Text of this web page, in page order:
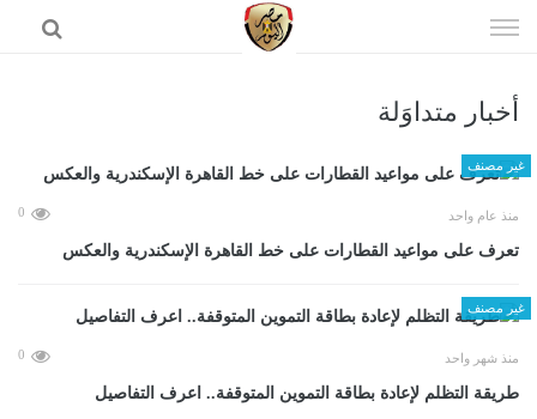
الى
أخبار متداوَلة
غير مصنف
منذ عام واحد 0
تعرف على مواعيد القطارات على خط القاهرة الإسكندرية والعكس
غير مصنف
منذ شهر واحد 0
طريقة التظلم لإعادة بطاقة التموين المتوقفة.. اعرف التفاصيل